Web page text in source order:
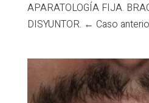
APARATOLOGÍA FIJA.
DISYUNTOR. ← Caso